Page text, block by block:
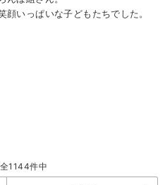
いっぱいな子どもたちでした。
1144件中